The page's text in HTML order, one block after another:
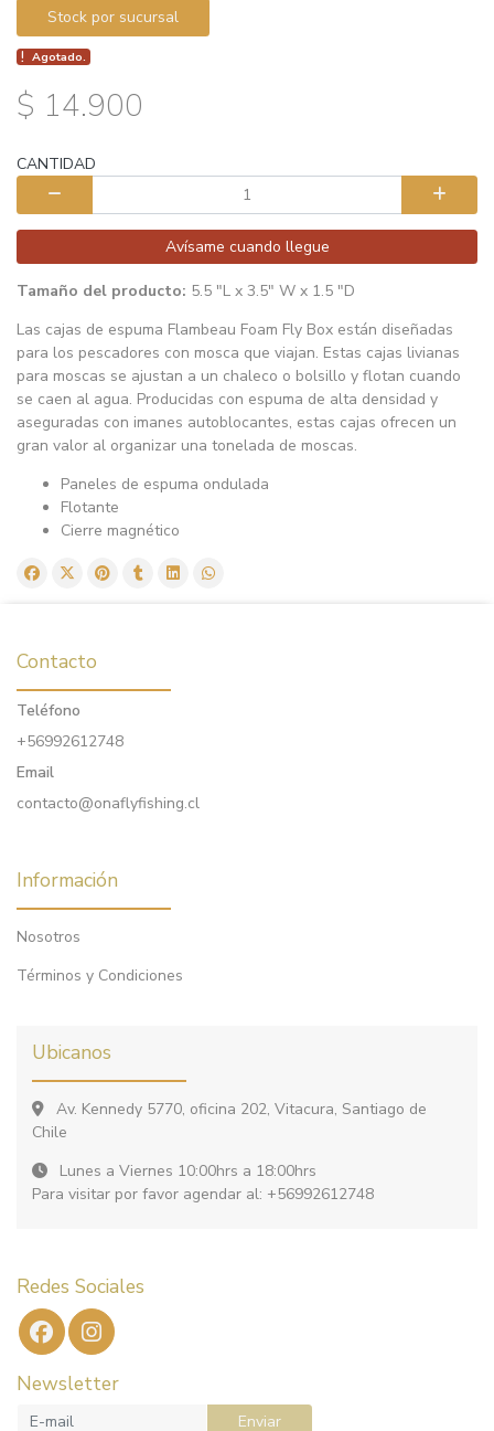
Stock por sucursal
Agotado.
$ 14.900
CANTIDAD
Avísame cuando llegue
Tamaño del producto: 5.5 "L x 3.5" W x 1.5 "D
Las cajas de espuma Flambeau Foam Fly Box están diseñadas
para los pescadores con mosca que viajan. Estas cajas livianas
para moscas se ajustan a un chaleco o bolsillo y flotan cuando
se caen al agua. Producidas con espuma de alta densidad y
aseguradas con imanes autoblocantes, estas cajas ofrecen un
gran valor al organizar una tonelada de moscas.
Paneles de espuma ondulada
Flotante
Cierre magnético
Contacto
Teléfono
+56992612748
Email
contacto@onaflyfishing.cl
Información
Nosotros
Términos y Condiciones
Ubicanos
Av. Kennedy 5770, oficina 202, Vitacura, Santiago de
Chile
Lunes a Viernes 10:00hrs a 18:00hrs
Para visitar por favor agendar al: +56992612748
Redes Sociales
Newsletter
Enviar